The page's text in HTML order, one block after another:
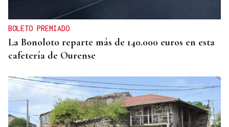
BOLETO PREMIADO
La Bonoloto reparte más de 140.000 euros en esta
cafetería de Ourense